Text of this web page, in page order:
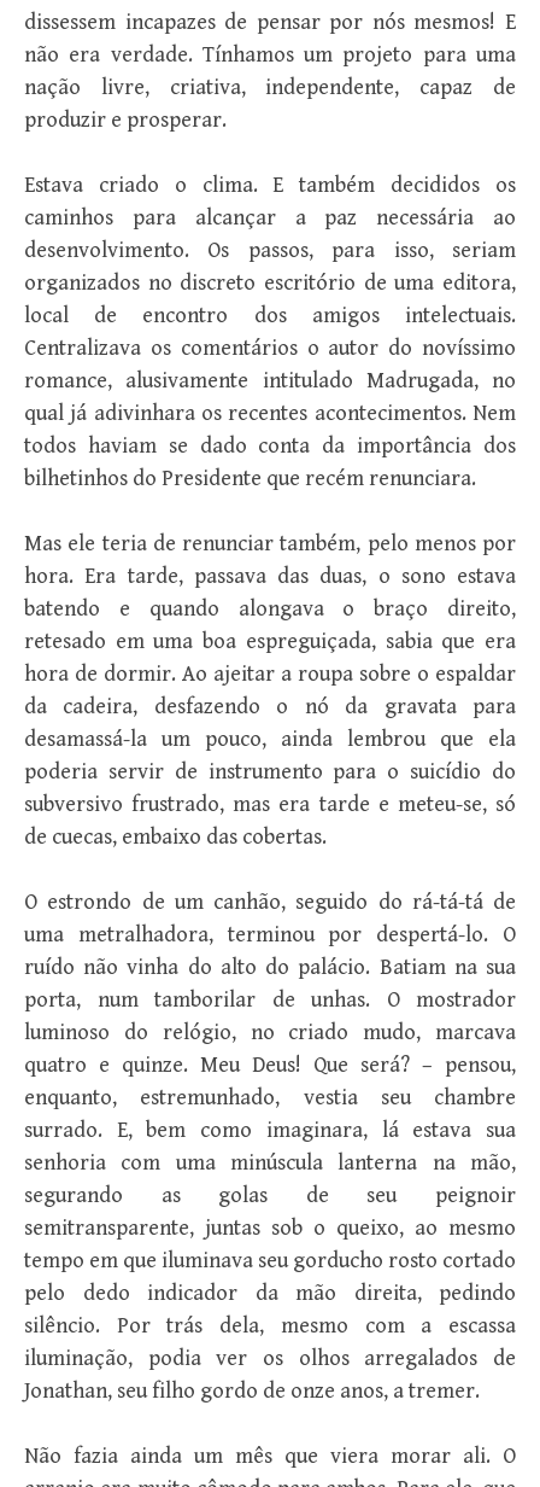
dissessem incapazes de pensar por nós mesmos! E
não era verdade. Tínhamos um projeto para uma
nação livre, criativa, independente, capaz de
produzir e prosperar.
Estava criado o clima. E também decididos os
caminhos para alcançar a paz necessária ao
desenvolvimento. Os passos, para isso, seriam
organizados no discreto escritório de uma editora,
local de encontro dos amigos intelectuais.
Centralizava os comentários o autor do novíssimo
romance, alusivamente intitulado Madrugada, no
qual já adivinhara os recentes acontecimentos. Nem
todos haviam se dado conta da importância dos
bilhetinhos do Presidente que recém renunciara.
Mas ele teria de renunciar também, pelo menos por
hora. Era tarde, passava das duas, o sono estava
batendo e quando alongava o braço direito,
retesado em uma boa espreguiçada, sabia que era
hora de dormir. Ao ajeitar a roupa sobre o espaldar
da cadeira, desfazendo o nó da gravata para
desamassá-la um pouco, ainda lembrou que ela
poderia servir de instrumento para o suicídio do
subversivo frustrado, mas era tarde e meteu-se, só
de cuecas, embaixo das cobertas.
O estrondo de um canhão, seguido do rá-tá-tá de
uma metralhadora, terminou por despertá-lo. O
ruído não vinha do alto do palácio. Batiam na sua
porta, num tamborilar de unhas. O mostrador
luminoso do relógio, no criado mudo, marcava
quatro e quinze. Meu Deus! Que será? – pensou,
enquanto, estremunhado, vestia seu chambre
surrado. E, bem como imaginara, lá estava sua
senhoria com uma minúscula lanterna na mão,
segurando as golas de seu peignoir
semitransparente, juntas sob o queixo, ao mesmo
tempo em que iluminava seu gorducho rosto cortado
pelo dedo indicador da mão direita, pedindo
silêncio. Por trás dela, mesmo com a escassa
iluminação, podia ver os olhos arregalados de
Jonathan, seu filho gordo de onze anos, a tremer.
Não fazia ainda um mês que viera morar ali. O